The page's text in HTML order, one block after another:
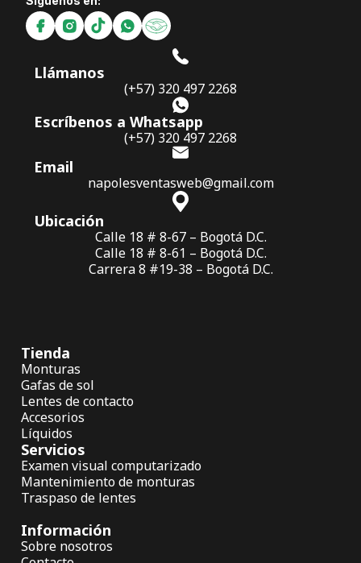
Llámanos
(+57) 320 497 2268
Escríbenos a Whatsapp
(+57) 320 497 2268
Email
napolesventasweb@gmail.com
Ubicación
Calle 18 # 8-67 – Bogotá D.C.
Calle 18 # 8-61 – Bogotá D.C.
Carrera 8 #19-38 – Bogotá D.C.
Tienda
Monturas
Gafas de sol
Lentes de contacto
Accesorios
Líquidos
Servicios
Examen visual computarizado
Mantenimiento de monturas
Traspaso de lentes
Información
Sobre nosotros